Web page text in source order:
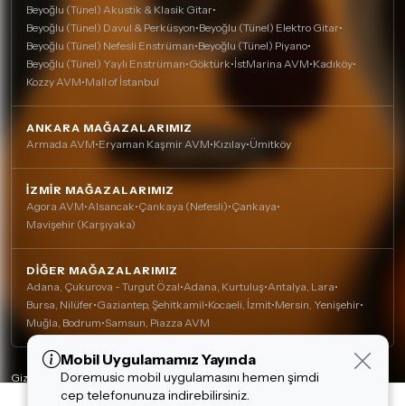
Beyoğlu (Tünel) Akustik & Klasik Gitar•
Beyoğlu (Tünel) Davul & Perküsyon•Beyoğlu (Tünel) Elektro Gitar•
Beyoğlu (Tünel) Nefesli Enstrüman•Beyoğlu (Tünel) Piyano•
Beyoğlu (Tünel) Yaylı Enstrüman•Göktürk•İstMarina AVM•Kadıköy•
Kozzy AVM•Mall of İstanbul
ANKARA MAĞAZALARIMIZ
Armada AVM•Eryaman Kaşmir AVM•Kızılay•Ümitköy
İZMIR MAĞAZALARIMIZ
Agora AVM•Alsancak•Çankaya (Nefesli)•Çankaya•
Mavişehir (Karşıyaka)
DIĞER MAĞAZALARIMIZ
Adana, Çukurova - Turgut Özal•Adana, Kurtuluş•Antalya, Lara•
Bursa, Nilüfer•Gaziantep, Şehitkamil•Kocaeli, İzmit•Mersin, Yenişehir•
Muğla, Bodrum•Samsun, Piazza AVM
Gizlilik Politikası
Çerez Politikası
Çerez Kullanımı
Alışveriş deneyiminizi iyileştirmek için yasal
düzenlemelere uygun çerezler (cookie)
Mobil Uygulamamız Yayında
Doremusic mobil uygulamasını hemen şimdi
cep telefonunuza indirebilirsiniz.